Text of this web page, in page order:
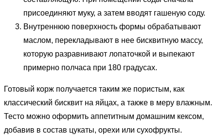
присоединяют муку, а затем вводят гашеную соду.
Внутреннюю поверхность формы обрабатывают
маслом, перекладывают в нее бисквитную массу,
которую разравнивают лопаточкой и выпекают
примерно полчаса при 180 градусах.
Готовый корж получается таким же пористым, как
классический бисквит на яйцах, а также в меру влажным.
Тесто можно оформить аппетитным домашним кексом,
добавив в состав цукаты, орехи или сухофрукты.